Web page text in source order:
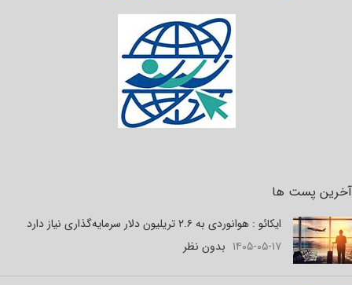
آخرین پست ها
ایکائو : هوانوردی به ۲.۶ تریلیون دلار سرمایه‌گذاری نیاز دارد
۱۴۰۵-۰۵-۱۷ بدون نظر